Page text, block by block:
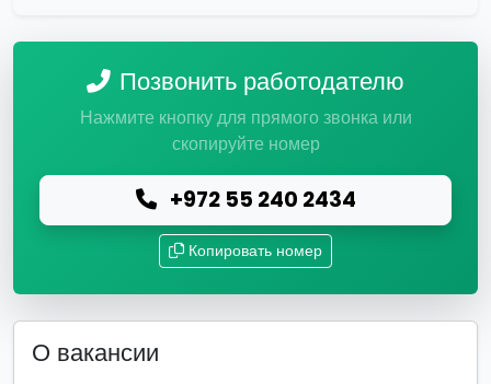
Позвонить работодателю
Нажмите кнопку для прямого звонка или
скопируйте номер
+972 55 240 2434
Копировать номер
О вакансии